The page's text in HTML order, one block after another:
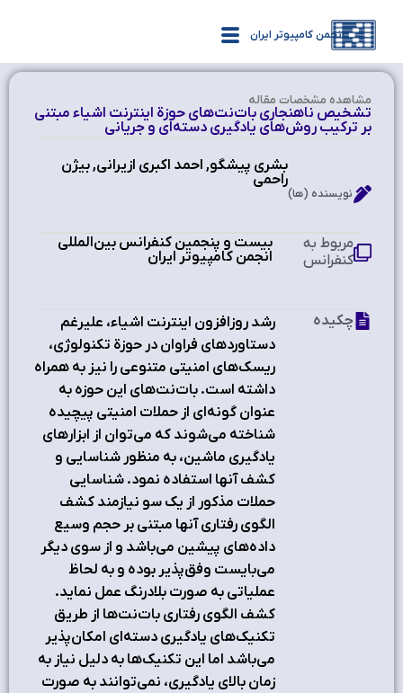
انجمن کامپیوتر ایران
مشاهده‌ مشخصات مقاله
تشخیص ناهنجاری بات‌نت‌های حوزة اینترنت اشیاء مبتنی
بر ترکیب روش‌های یادگیری دسته‌ای و جریانی
بشری پیشگو, احمد اکبری ازیرانی, بیژن
راحمی
نویسنده (ها)
بیست و پنجمین کنفرانس بین‌المللی
انجمن کامپیوتر ایران
مربوط به
کنفرانس
رشد روزافزون اینترنت اشیاء، علیرغم
دستاوردهای فراوان در حوزة تکنولوژی،
ریسک‌های امنیتی متنوعی را نیز به همراه
داشته است. بات‌نت‌های این حوزه به
عنوان گونه‌ای از حملات امنیتی پیچیده
شناخته می‌شوند که می‌توان از ابزارهای
یادگیری ماشین، به منظور شناسایی و
کشف آنها استفاده نمود. شناسایی
حملات مذکور از یک سو نیازمند کشف
الگوی رفتاری آنها مبتنی بر حجم وسیع
داده‌های پیشین می‌باشد و از سوی دیگر
می‌بایست وفق‌پذیر بوده و به لحاظ
عملیاتی به صورت بلادرنگ عمل نماید.
کشف الگوی رفتاری بات‌نت‌ها از طریق
تکنیک‌های یادگیری دسته‌ای امکان‌پذیر
می‌باشد اما این تکنیک‌ها به دلیل نیاز به
زمان بالای یادگیری، نمی‌توانند به صورت
چکیده